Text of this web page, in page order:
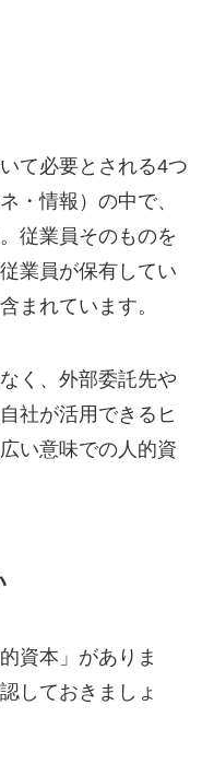
て必要とされる4つ
・情報）の中で、
従業員そのものを
業員が保有してい
まれています。
く、外部委託先や
社が活用できるヒ
い意味での人的資
資本」がありま
しておきましょ